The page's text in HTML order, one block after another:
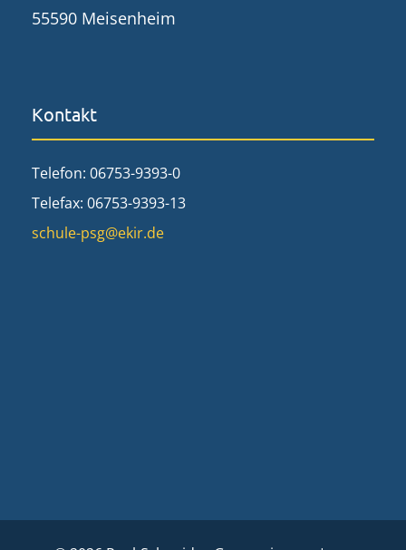
55590 Meisenheim
Kontakt
Telefon: 06753-9393-0
Telefax: 06753-9393-13
schule-psg@ekir.de